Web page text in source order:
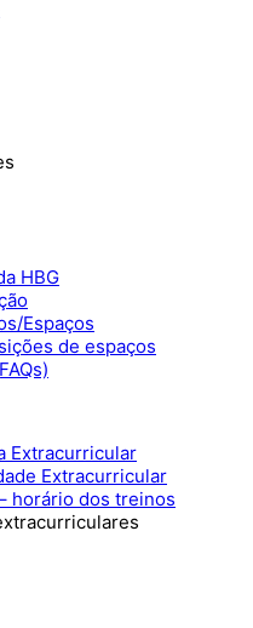
HBG
Espaços
de espaços
Extracurricular
Extracurricular
horário dos treinos